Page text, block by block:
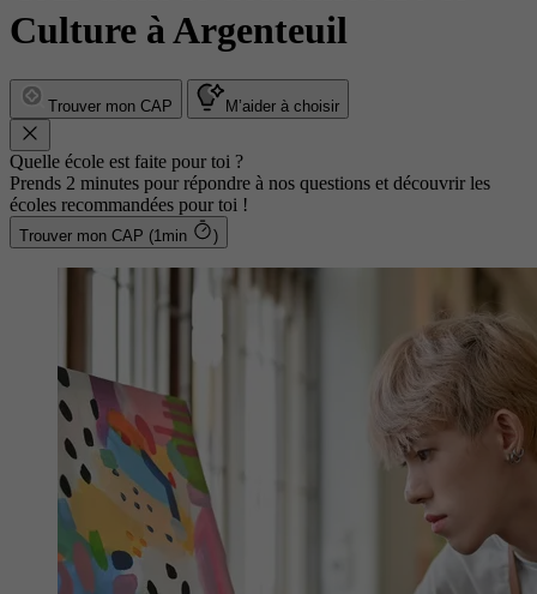
Culture à Argenteuil
Trouver mon CAP M’aider à choisir
Quelle école est faite pour toi ?
Prends 2 minutes pour répondre à nos questions et découvrir les
écoles recommandées pour toi !
Trouver mon CAP (1min )